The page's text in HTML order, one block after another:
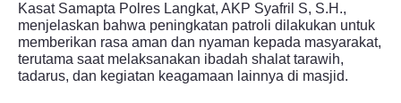
Kasat Samapta Polres Langkat, AKP Syafril S, S.H.,
menjelaskan bahwa peningkatan patroli dilakukan untuk
memberikan rasa aman dan nyaman kepada masyarakat,
terutama saat melaksanakan ibadah shalat tarawih,
tadarus, dan kegiatan keagamaan lainnya di masjid.